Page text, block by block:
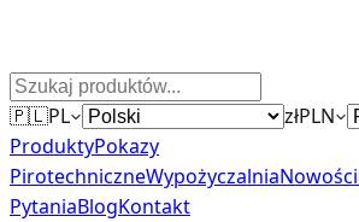
🇵🇱PL złPLN
ProduktyPokazy
PirotechniczneWypożyczalniaNowości
PytaniaBlogKontakt